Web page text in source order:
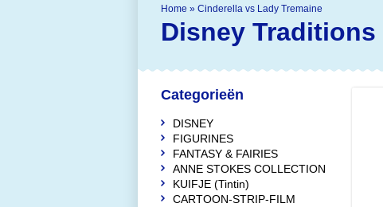
Home » Cinderella vs Lady Tremaine
Disney Traditions
Categorieën
DISNEY
FIGURINES
FANTASY & FAIRIES
ANNE STOKES COLLECTION
KUIFJE (Tintin)
CARTOON-STRIP-FILM